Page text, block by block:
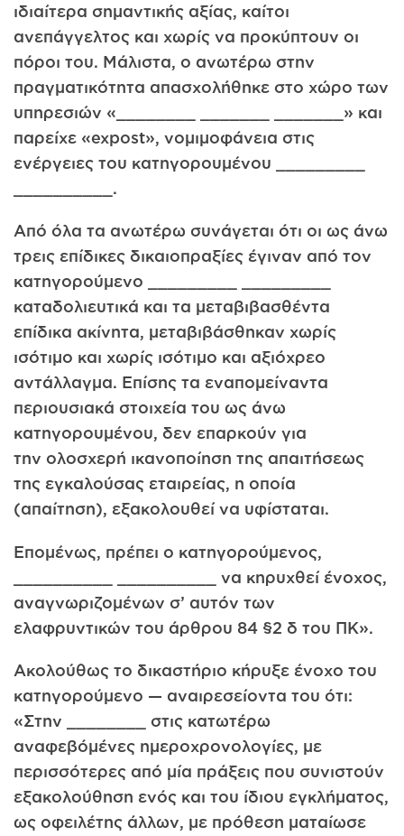
ιδιαίτερα σημαντικής αξίας, καίτοι
ανεπάγγελτος και χωρίς να προκύπτουν οι
πόροι του. Μάλιστα, ο ανωτέρω στην
πραγματικότητα απασχολήθηκε στο χώρο των
υπηρεσιών «________ _______ _______» και
παρείχε «expost», νομιμοφάνεια στις
ενέργειες του κατηγορουμένου _________
__________.
Από όλα τα ανωτέρω συνάγεται ότι οι ως άνω
τρεις επίδικες δικαιοπραξίες έγιναν από τον
κατηγορούμενο _________ _________
καταδολιευτικά και τα μεταβιβασθέντα
επίδικα ακίνητα, μεταβιβάσθηκαν χωρίς
ισότιμο και χωρίς ισότιμο και αξιόχρεο
αντάλλαγμα. Επίσης τα εναπομείναντα
περιουσιακά στοιχεία του ως άνω
κατηγορουμένου, δεν επαρκούν για
την ολοσχερή ικανοποίηση της απαιτήσεως
της εγκαλούσας εταιρείας, η οποία
(απαίτηση), εξακολουθεί να υφίσταται.
Επομένως, πρέπει ο κατηγορούμενος,
__________ __________ να κηρυχθεί ένοχος,
αναγνωριζομένων σ’ αυτόν των
ελαφρυντικών του άρθρου 84 §2 δ του ΠΚ».
Ακολούθως το δικαστήριο κήρυξε ένοχο του
κατηγορούμενο — αναιρεσείοντα του ότι:
«Στην ________ στις κατωτέρω
αναφεβόμένες ημεροχρονολογίες, με
περισσότερες από μία πράξεις που συνιστούν
εξακολούθηση ενός και του ίδιου εγκλήματος,
ως οφειλέτης άλλων, με πρόθεση ματαίωσε